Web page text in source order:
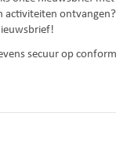
activiteiten
secuur op